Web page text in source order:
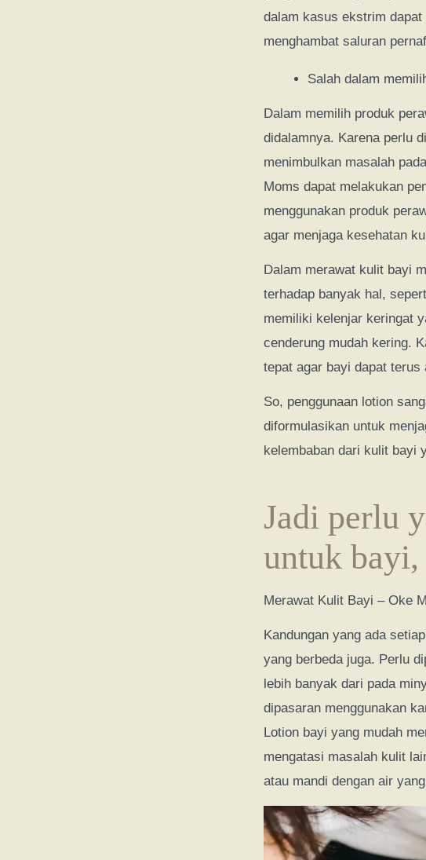
dalam kasus ekstrim
menghambat saluran
Salah dalam
Dalam memilih produk
didalamnya. Karena perlu
menimbulkan masalah
Moms dapat melakukan
menggunakan produk
agar menjaga kesehatan
Dalam merawat kulit bayi
terhadap banyak hal,
memiliki kelenjar keringat
cenderung mudah kering.
tepat agar bayi dapat
So, penggunaan lotion
diformulasikan untuk
kelembaban dari kulit bayi
Jadi perlu
untuk bayi,
Merawat Kulit Bayi – Oke
Kandungan yang ada
yang berbeda juga. Perlu
lebih banyak dari pada
dipasaran menggunakan
Lotion bayi yang mudah
mengatasi masalah kulit
atau mandi dengan air